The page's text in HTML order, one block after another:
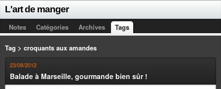
L'art de manger
Notes Catégories Archives Tags
Tag > croquants aux amandes
23/08/2012
Balade à Marseille, gourmande bien sûr !